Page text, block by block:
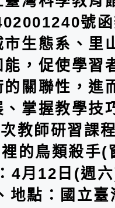
號
生態系、里
，促使學習
關聯性，進
掌握教學技
教師研習課
的鳥類殺手(
4月12日(週
地點：國立臺